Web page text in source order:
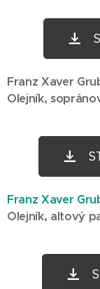
Franz Xaver
Olejník,
Franz Xaver
Olejník, altový